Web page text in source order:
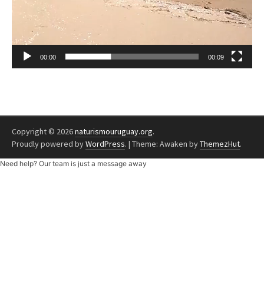
00:00 00:09
Copyright © 2026naturismouruguay.org.
Proudly powered byWordPress. | Theme: Awaken byThemezHut.
Need help? Our team is just a message away